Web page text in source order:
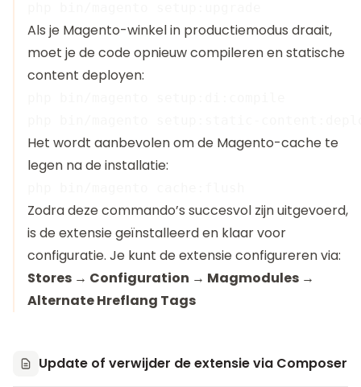
Als je Magento-winkel in productiemodus draait,
moet je de code opnieuw compileren en statische
content deployen:
Het wordt aanbevolen om de Magento-cache te
legen na de installatie:
Zodra deze commando’s succesvol zijn uitgevoerd,
is de extensie geïnstalleerd en klaar voor
configuratie. Je kunt de extensie configureren via:
Stores → Configuration → Magmodules →
Alternate Hreflang Tags
Update of verwijder de extensie via Composer